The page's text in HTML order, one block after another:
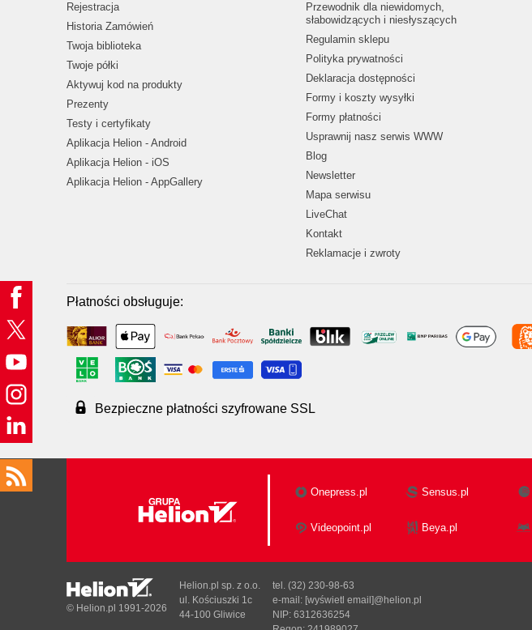
Rejestracja
Historia Zamówień
Twoja biblioteka
Twoje półki
Aktywuj kod na produkty
Prezenty
Testy i certyfikaty
Aplikacja Helion - Android
Aplikacja Helion - iOS
Aplikacja Helion - AppGallery
Przewodnik dla niewidomych,
słabowidzących i niesłyszących
Regulamin sklepu
Polityka prywatności
Deklaracja dostępności
Formy i koszty wysyłki
Formy płatności
Usprawnij nasz serwis WWW
Blog
Newsletter
Mapa serwisu
LiveChat
Kontakt
Reklamacje i zwroty
Płatności obsługuje:
Bezpieczne płatności szyfrowane SSL
Onepress.pl Sensus.pl
Videopoint.pl Beya.pl
© Helion.pl 1991-2026
Helion.pl sp. z o.o.
ul. Kościuszki 1c
44-100 Gliwice
tel. (32) 230-98-63
e-mail: [wyświetl email]@helion.pl
NIP: 6312636254